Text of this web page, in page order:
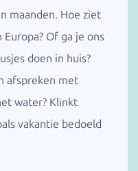
maanden. Hoe ziet
Of ga je ons
doen in huis?
afspreken met
water? Klinkt
vakantie bedoeld